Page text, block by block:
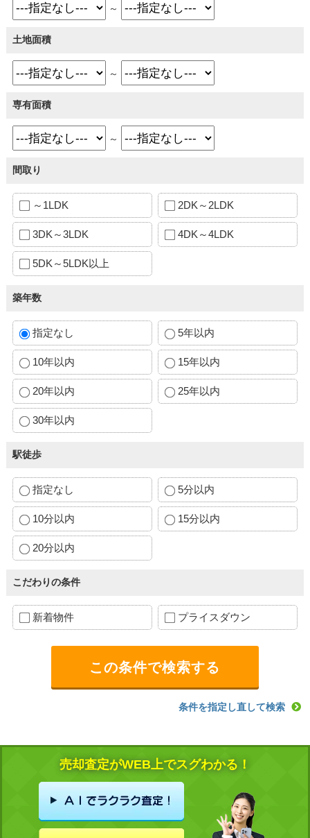
～
土地面積
～
専有面積
～
間取り
～1LDK 2DK～2LDK
3DK～3LDK 4DK～4LDK
5DK～5LDK以上
築年数
指定なし 5年以内
10年以内 15年以内
20年以内 25年以内
30年以内
駅徒歩
指定なし 5分以内
10分以内 15分以内
20分以内
こだわりの条件
新着物件 プライスダウン
条件を指定し直して検索
売却査定がWEB上でスグわかる！